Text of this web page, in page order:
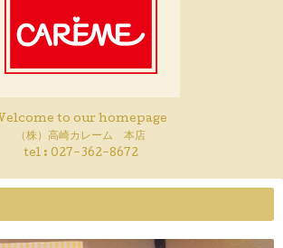
to our homepage
（株）高崎カレーム 本店
tel : 027-362-8672